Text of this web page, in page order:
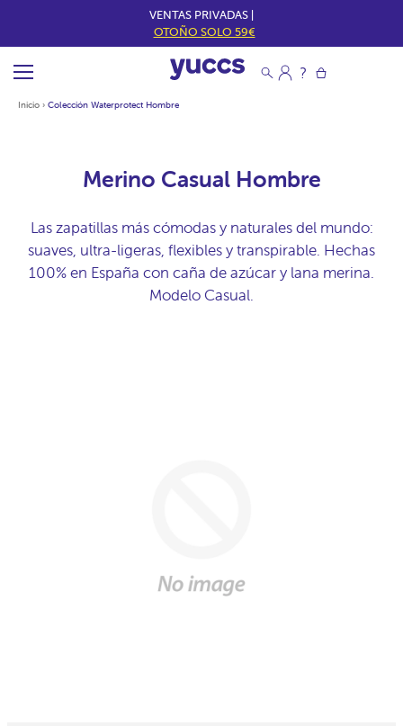
VENTAS PRIVADAS |
OTOÑO SOLO 59€
Inicio › Colección Waterprotect Hombre
Merino Casual Hombre
Las zapatillas más cómodas y naturales del mundo:
suaves, ultra-ligeras, flexibles y transpirable. Hechas
100% en España con caña de azúcar y lana merina.
Modelo Casual.